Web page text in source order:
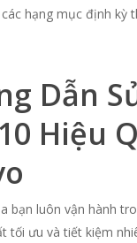
hạng mục định kỳ
Dẫn
Hiệu
bạn luôn vận hành
tối ưu và tiết kiệm